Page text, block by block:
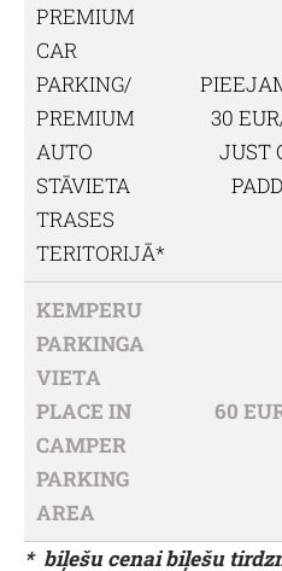
PREMIUM
CAR
PARKING/
PREMIUM
AUTO
STĀVIETA
TRASES
TERITORIJĀ*
30
JUST
KEMPERU
PARKINGA
VIETA
PLACE IN
CAMPER
PARKING
AREA
60
* biļešu cenai biļešu